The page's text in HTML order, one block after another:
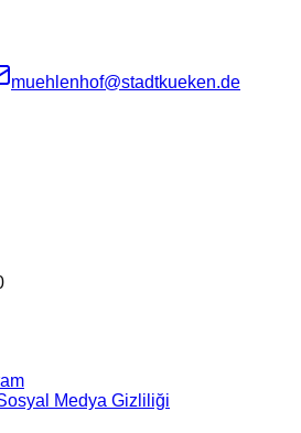
muehlenhof@stadtkueken.de
Medya Gizliliği